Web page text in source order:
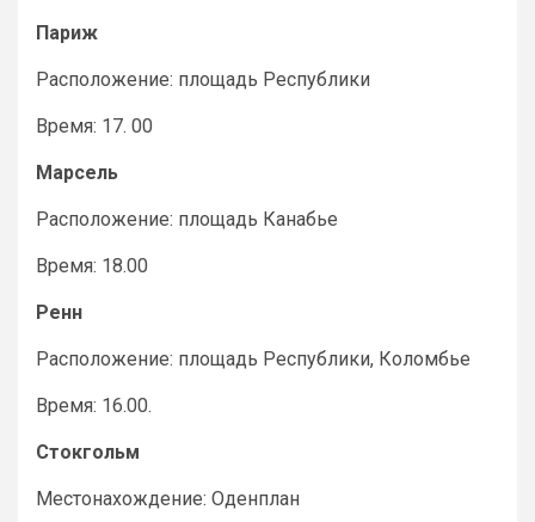
Париж
Расположение: площадь Республики
Время: 17. 00
Марсель
Расположение: площадь Канабье
Время: 18.00
Ренн
Расположение: площадь Республики, Коломбье
Время: 16.00.
Стокгольм
Местонахождение: Оденплан